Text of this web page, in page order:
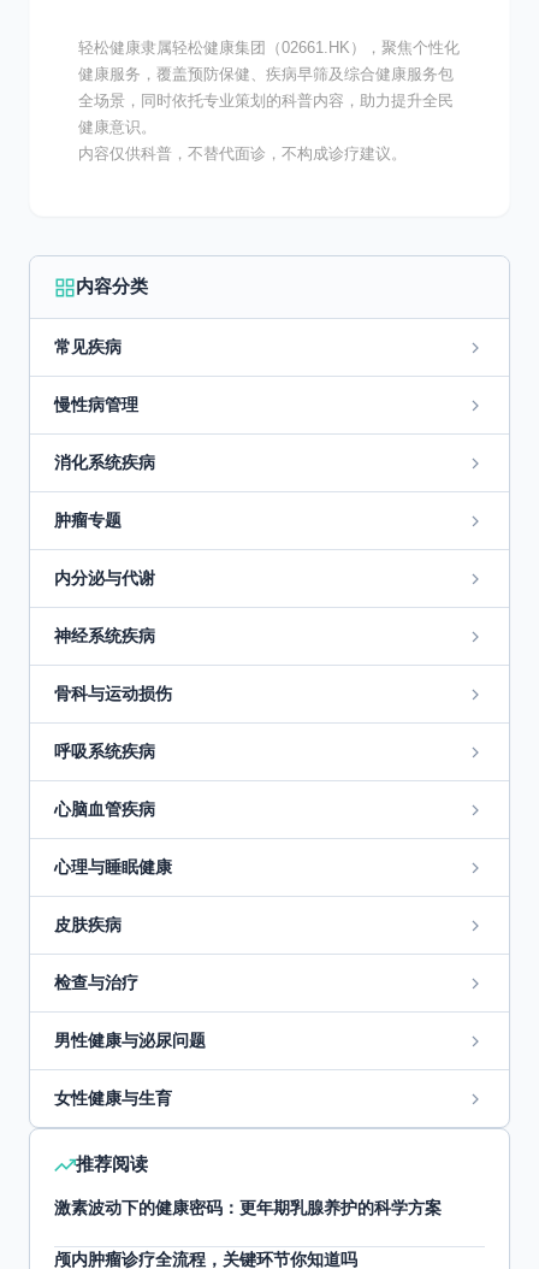
轻松健康隶属轻松健康集团（02661.HK），聚焦个性化
健康服务，覆盖预防保健、疾病早筛及综合健康服务包
全场景，同时依托专业策划的科普内容，助力提升全民
健康意识。
内容仅供科普，不替代面诊，不构成诊疗建议。
内容分类
常见疾病
慢性病管理
消化系统疾病
肿瘤专题
内分泌与代谢
神经系统疾病
骨科与运动损伤
呼吸系统疾病
心脑血管疾病
心理与睡眠健康
皮肤疾病
检查与治疗
男性健康与泌尿问题
女性健康与生育
推荐阅读
激素波动下的健康密码：更年期乳腺养护的科学方案
颅内肿瘤诊疗全流程，关键环节你知道吗